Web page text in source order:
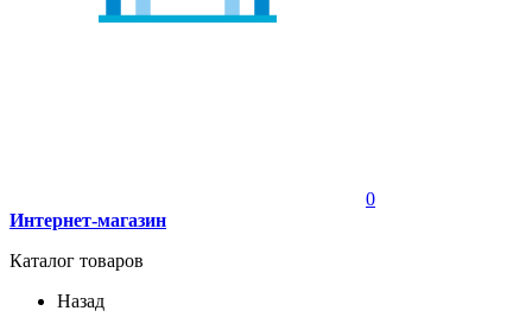
0
Интернет-магазин
Каталог товаров
Назад